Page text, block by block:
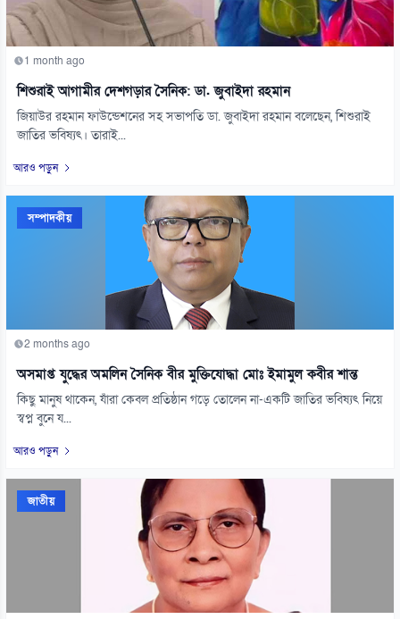
1 month ago
শিশুরাই আগামীর দেশগড়ার সৈনিক: ডা. জুবাইদা রহমান
জিয়াউর রহমান ফাউন্ডেশনের সহ সভাপতি ডা. জুবাইদা রহমান বলেছেন, শিশুরাই
জাতির ভবিষ্যৎ। তারাই...
আরও পড়ুন
সম্পাদকীয়
2 months ago
অসমাপ্ত যুদ্ধের অমলিন সৈনিক বীর মুক্তিযোদ্ধা মোঃ ইমামুল কবীর শান্ত
কিছু মানুষ থাকেন, যাঁরা কেবল প্রতিষ্ঠান গড়ে তোলেন না-একটি জাতির ভবিষ্যৎ নিয়ে
স্বপ্ন বুনে য...
আরও পড়ুন
জাতীয়